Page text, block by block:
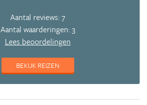
Aantal reviews: 7
Aantal waarderingen: 3
Lees beoordelingen
BEKIJK REIZEN